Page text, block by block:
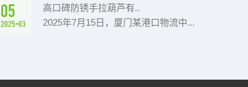
05
2025-03
高口碑防锈手拉葫芦有..
2025年7月15日，厦门某港口物流中...